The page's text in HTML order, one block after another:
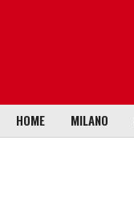
HOME MILANO